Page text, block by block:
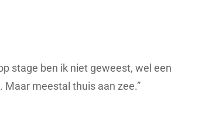
stage ben ik niet geweest, wel een
meestal thuis aan zee.”